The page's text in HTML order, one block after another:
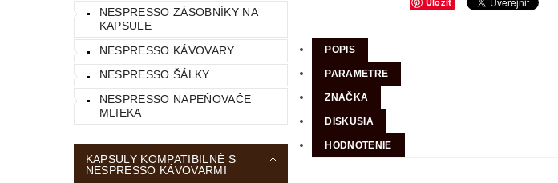
NESPRESSO ZÁSOBNÍKY NA
KAPSULE
NESPRESSO KÁVOVARY
NESPRESSO ŠÁLKY
NESPRESSO NAPEŇOVAČE
MLIEKA
KAPSULY KOMPATIBILNÉ S
NESPRESSO KÁVOVARMI
POPIS
PARAMETRE
ZNAČKA
DISKUSIA
HODNOTENIE